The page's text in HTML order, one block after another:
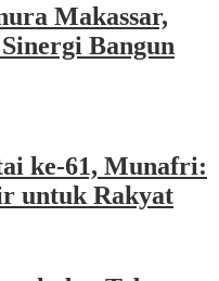
Makassar,
Bangun
ke-61, Munafri:
untuk Rakyat